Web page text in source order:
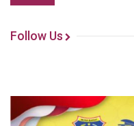
Follow Us